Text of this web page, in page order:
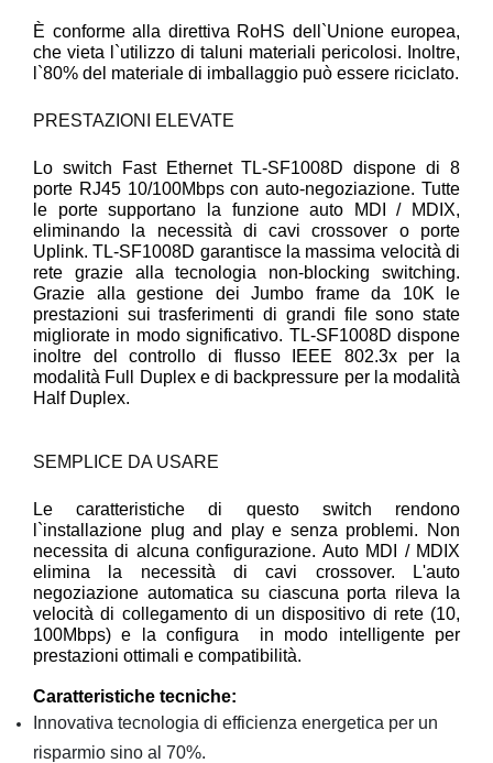
È conforme alla direttiva RoHS dell`Unione europea,
che vieta l`utilizzo di taluni materiali pericolosi. Inoltre,
l`80% del materiale di imballaggio può essere riciclato.
PRESTAZIONI ELEVATE
Lo switch Fast Ethernet TL-SF1008D dispone di 8
porte RJ45 10/100Mbps con auto-negoziazione. Tutte
le porte supportano la funzione auto MDI / MDIX,
eliminando la necessità di cavi crossover o porte
Uplink. TL-SF1008D garantisce la massima velocità di
rete grazie alla tecnologia non-blocking switching.
Grazie alla gestione dei Jumbo frame da 10K le
prestazioni sui trasferimenti di grandi file sono state
migliorate in modo significativo. TL-SF1008D dispone
inoltre del controllo di flusso IEEE 802.3x per la
modalità Full Duplex e di backpressure per la modalità
Half Duplex.
SEMPLICE DA USARE
Le caratteristiche di questo switch rendono
l`installazione plug and play e senza problemi. Non
necessita di alcuna configurazione. Auto MDI / MDIX
elimina la necessità di cavi crossover. L'auto
negoziazione automatica su ciascuna porta rileva la
velocità di collegamento di un dispositivo di rete (10,
100Mbps) e la configura in modo intelligente per
prestazioni ottimali e compatibilità.
Caratteristiche tecniche:
Innovativa tecnologia di efficienza energetica per un
risparmio sino al 70%.